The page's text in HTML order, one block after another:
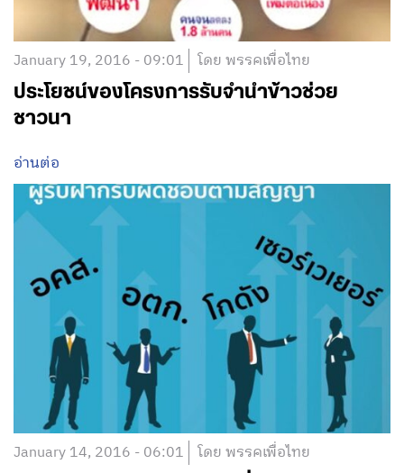
January 19, 2016 - 09:01 โดย พรรคเพื่อไทย
ประโยชน์ของโครงการรับจำนำข้าวช่วย
ชาวนา
อ่านต่อ
January 14, 2016 - 06:01 โดย พรรคเพื่อไทย